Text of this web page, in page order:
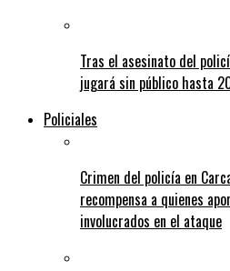
Tras el asesinato del
jugará sin público hasta
Policiales
Crimen del policía en
recompensa a quienes
involucrados en el ataque